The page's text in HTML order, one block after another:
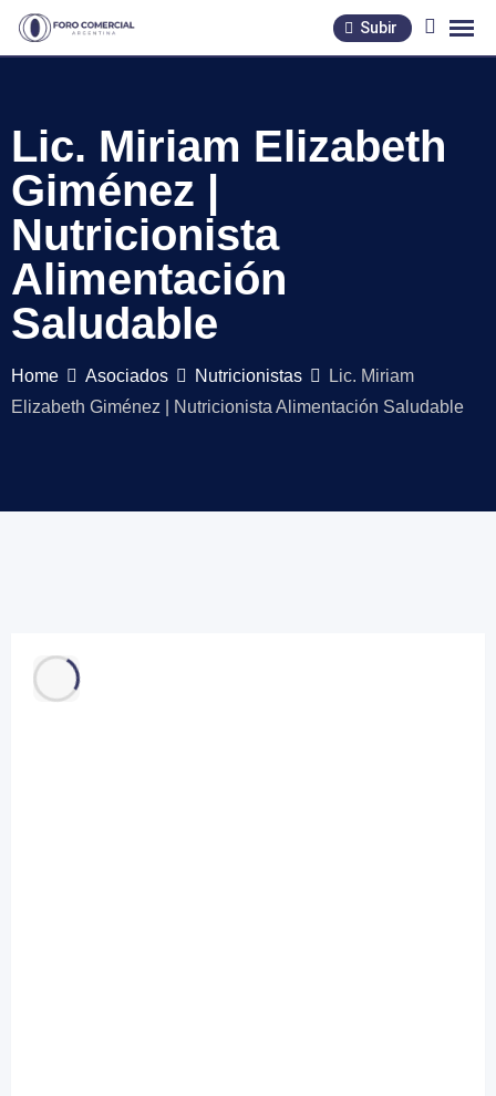
Skip
Subir
Lic. Miriam Elizabeth
Giménez |
Nutricionista
Alimentación
Saludable
Home Asociados Nutricionistas
Lic. Miriam
Elizabeth Giménez | Nutricionista Alimentación Saludable